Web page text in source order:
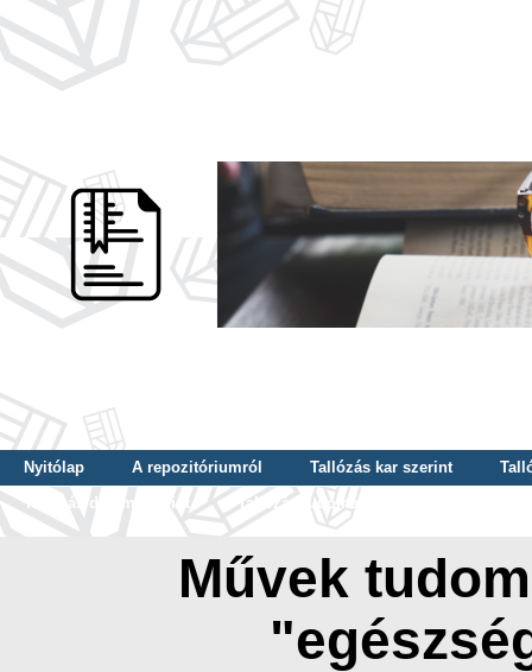
Nyitólap A repozitóriumról Tallózás kar szerint
Tallózás dátum szerint
Tallózás tudományterület szerint
Művek